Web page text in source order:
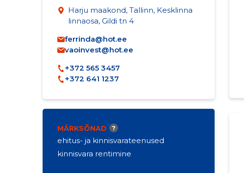
Harju maakond, Tallinn, Kesklinna
linnaosa, Gildi tn 4
ferrinda@hot.ee
vaoinvest@hot.ee
+372 565 3457
+372 641 1237
MÄRKSÕNAD ?
ehitus- ja kinnisvarateenused
kinnisvara rentimine